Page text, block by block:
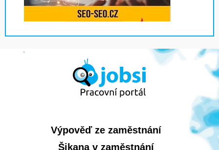
Výpověď ze zaměstnání
Šikana v zaměstnání